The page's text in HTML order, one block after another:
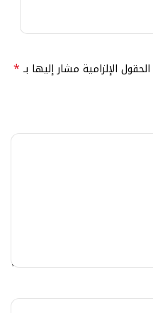
الحقول الإلزامية مشار إليها بـ *